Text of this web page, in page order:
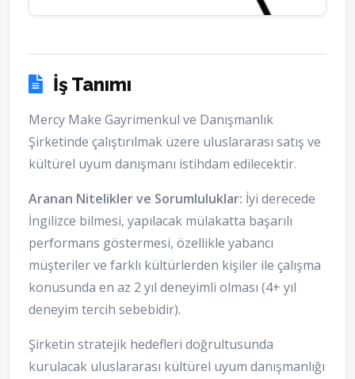
İş Tanımı
Mercy Make Gayrimenkul ve Danışmanlık
Şirketinde çalıştırılmak üzere uluslararası satış ve
kültürel uyum danışmanı istihdam edilecektir.
Aranan Nitelikler ve Sorumluluklar: İyi derecede
İngilizce bilmesi, yapılacak mülakatta başarılı
performans göstermesi, özellikle yabancı
müşteriler ve farklı kültürlerden kişiler ile çalışma
konusunda en az 2 yıl deneyimli olması (4+ yıl
deneyim tercih sebebidir).
Şirketin stratejik hedefleri doğrultusunda
kurulacak uluslararası kültürel uyum danışmanlığı